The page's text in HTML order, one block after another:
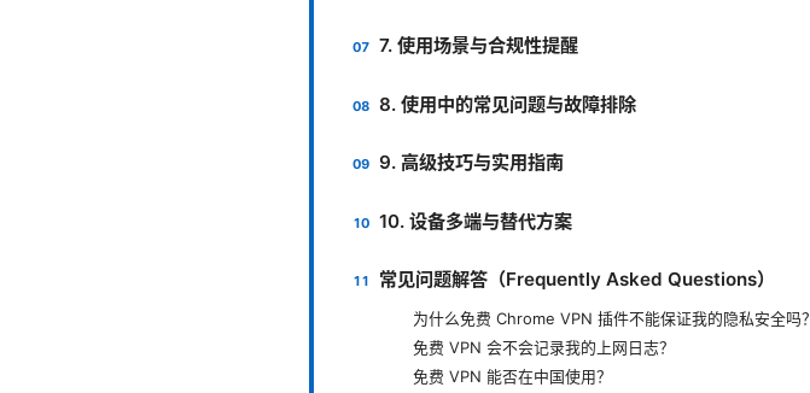
7. 使用场景与合规性提醒
8. 使用中的常见问题与故障排除
9. 高级技巧与实用指南
10. 设备多端与替代方案
常见问题解答（Frequently Asked Questions）
为什么免费 Chrome VPN 插件不能保证我的隐私安全吗？
免费 VPN 会不会记录我的上网日志？
免费 VPN 能否在中国使用？